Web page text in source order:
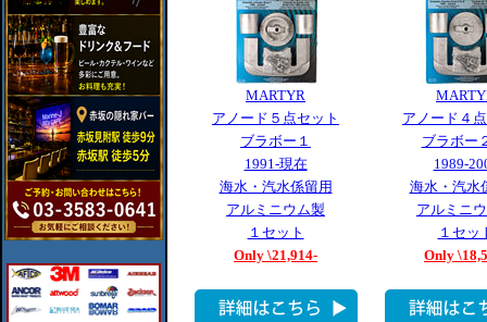
MARTYR
アノード５点セット
ブラボー１
1991-現在
海水・汽水係留用
アルミニウム製
１セット
Only \21,914-
アノード４
ブラボー
1989-
海水・汽水
アルミニ
１セッ
Only